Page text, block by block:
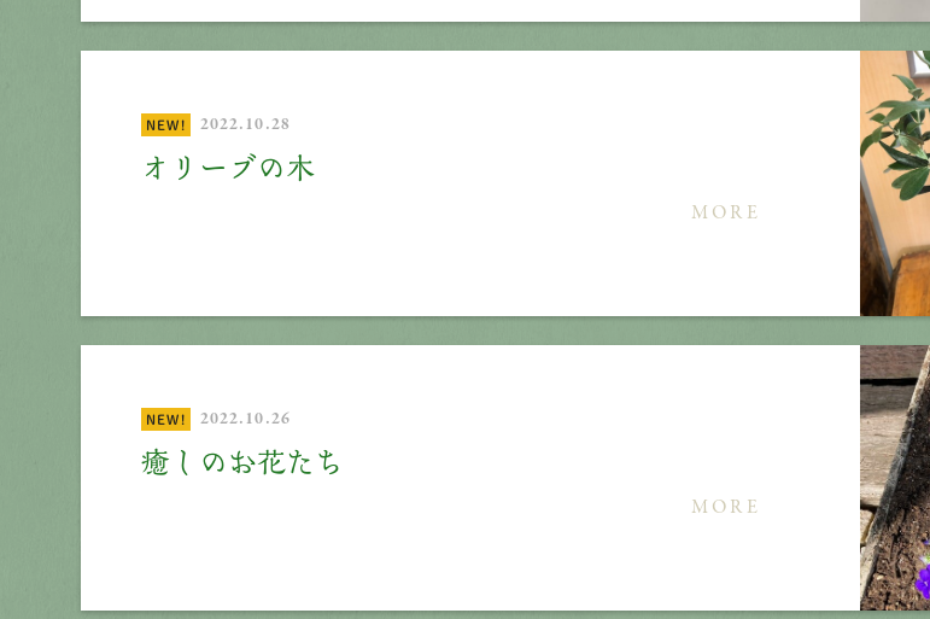
NEW! 2022.10.28
オリーブの木
MORE
NEW! 2022.10.26
癒しのお花たち
MORE